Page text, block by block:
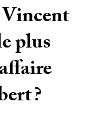
plus
?